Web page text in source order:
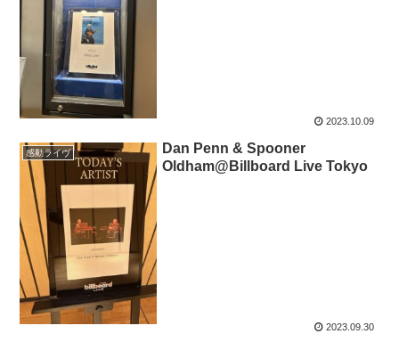
2023.10.09
感動ライヴ
Dan Penn & Spooner
Oldham@Billboard Live Tokyo
2023.09.30